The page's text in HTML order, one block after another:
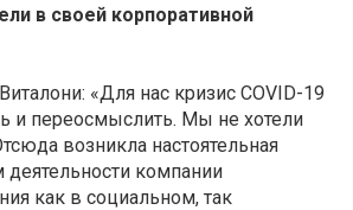
в своей корпоративной
«Для нас кризис COVID-19
и переосмыслить. Мы не хотели
возникла настоятельная
компании
как в социальном, так